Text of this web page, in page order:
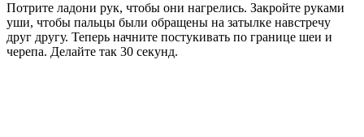
Потрите ладони рук, чтобы они нагрелись. Закройте руками
уши, чтобы пальцы были обращены на затылке навстречу
друг другу. Теперь начните постукивать по границе шеи и
черепа. Делайте так 30 секунд.